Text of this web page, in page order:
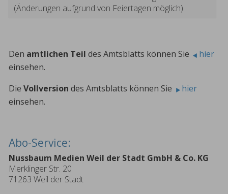
(Änderungen aufgrund von Feiertagen möglich).
Den amtlichen Teil des Amtsblatts können Sie
hier
einsehen.
DieVollversion des Amtsblatts können Sie
hier
einsehen.
Abo-Service:
Nussbaum Medien Weil der Stadt GmbH & Co. KG
Merklinger Str. 20
71263 Weil der Stadt